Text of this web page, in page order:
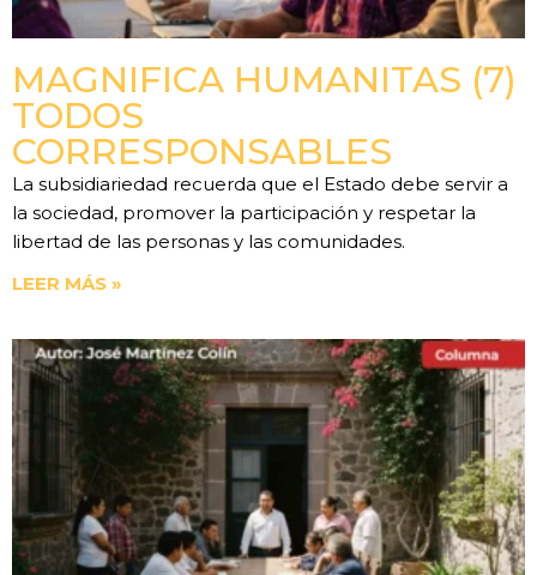
MAGNIFICA HUMANITAS (7)
TODOS
CORRESPONSABLES
La subsidiariedad recuerda que el Estado debe servir a
la sociedad, promover la participación y respetar la
libertad de las personas y las comunidades.
LEER MÁS »